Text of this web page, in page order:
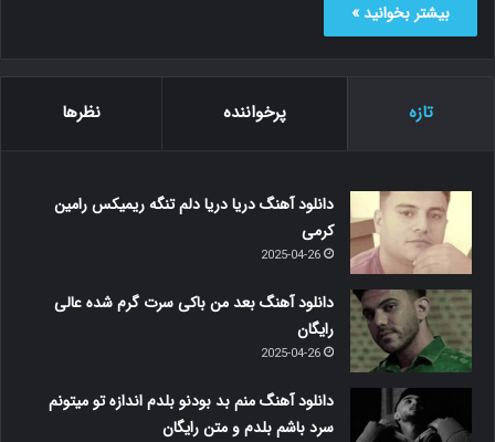
بیشتر بخوانید »
تازه پرخواننده نظرها
دانلود آهنگ دریا دریا دلم تنگه ریمیکس رامین
کرمی
2025-04-26
دانلود آهنگ بعد من باکی سرت گرم شده عالی
رایگان
2025-04-26
دانلود آهنگ منم بد بودنو بلدم اندازه تو میتونم
سرد باشم بلدم و متن رایگان